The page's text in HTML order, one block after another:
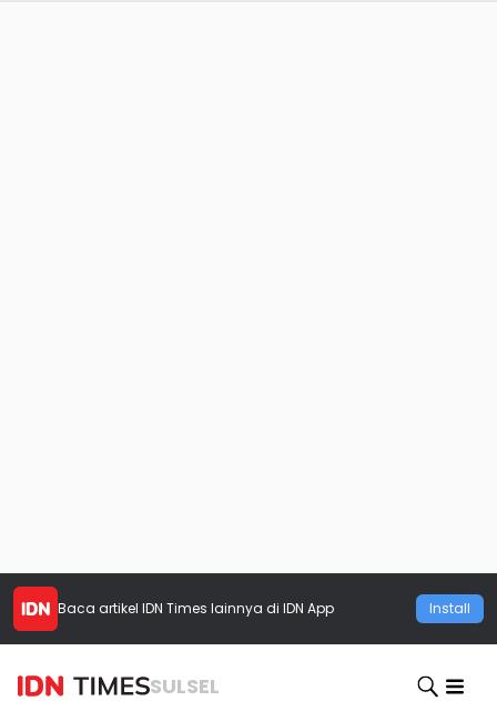
Baca artikel IDN Times lainnya di IDN App Install
SULSEL